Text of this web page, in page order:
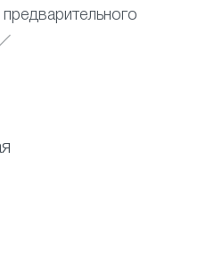
Полотно прекрасно
в: